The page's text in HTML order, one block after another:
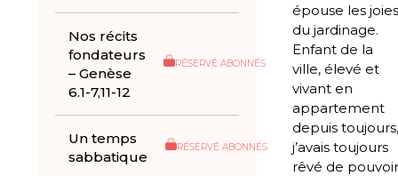
Nos récits
fondateurs
– Genèse
6.1-7,11-12
RÉSERVÉ ABONNÉS
Un temps
sabbatique
RÉSERVÉ ABONNÉS
épouse les joies
du jardinage.
Enfant de la
ville, élevé et
vivant en
appartement
depuis toujours,
j’avais toujours
rêvé de pouvoir